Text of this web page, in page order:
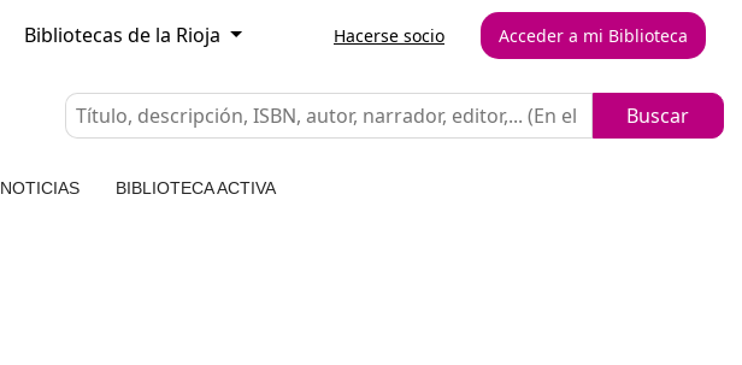
Bibliotecas de la Rioja Hacerse socio Acceder a mi Biblioteca
NOTICIAS BIBLIOTECA ACTIVA